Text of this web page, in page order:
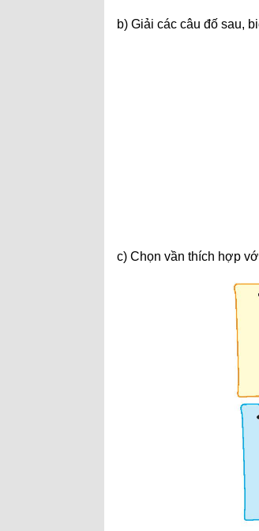
b) Giải các câu đố sau,
c) Chọn vần thích hợp